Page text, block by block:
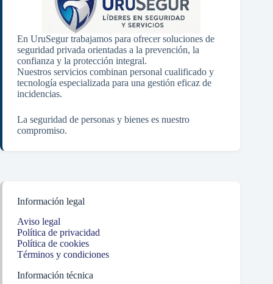
En UruSegur trabajamos para ofrecer soluciones de
seguridad privada orientadas a la prevención, la
confianza y la protección integral.
Nuestros servicios combinan personal cualificado y
tecnología especializada para una gestión eficaz de
incidencias.
La seguridad de personas y bienes es nuestro
compromiso.
Información legal
Aviso legal
Política de privacidad
Política de cookies
Términos y condiciones
Información técnica